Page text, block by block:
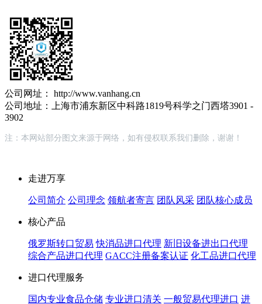
公司网址： http://www.vanhang.cn
公司地址：上海市浦东新区中科路1819号科学之门西塔3901 -
3902
注：本网站部分图文来源于网络，如有侵权联系我们删除，谢谢！
走进万享
公司简介 公司理念 领航者寄言 团队风采 团队核心成员
核心产品
俄罗斯转口贸易 快消品进口代理 新旧设备进出口代理
综合产品进口代理 GACC注册备案认证 化工品进口代理
进口代理服务
国内专业食品仓储 专业进口清关 一般贸易代理进口 进